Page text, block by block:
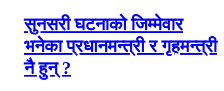
सुनसरी घटनाको जिम्मेवार
भनेका प्रधानमन्त्री र गृहमन्त्री
नै हुन् ?